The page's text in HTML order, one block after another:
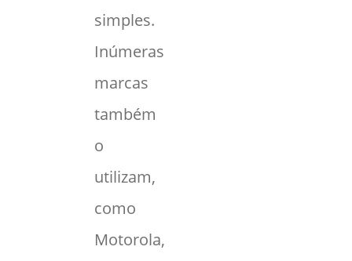
simples.
Inúmeras
marcas
também
o
utilizam,
como
Motorola,